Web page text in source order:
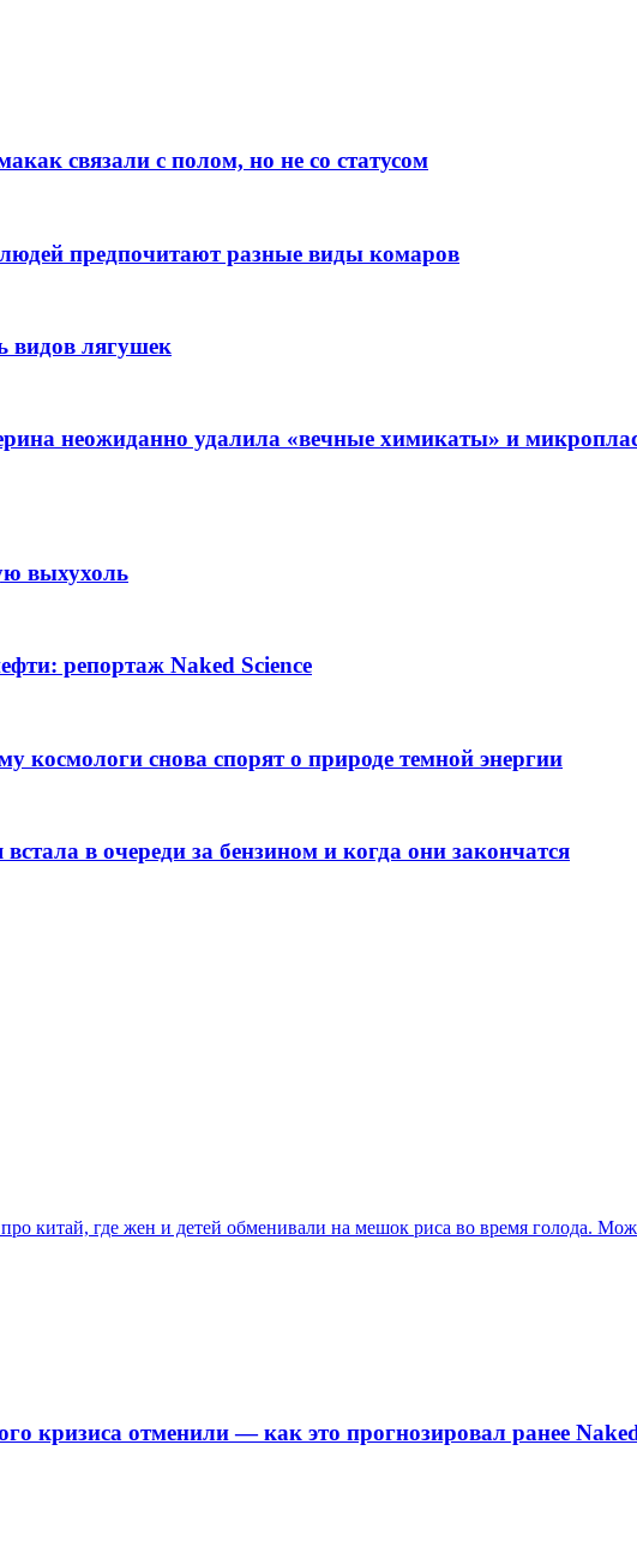
связали с полом, но не со статусом
предпочитают разные виды комаров
видов лягушек
неожиданно удалила «вечные химикаты» и
выхухоль
репортаж Naked Science
космологи снова спорят о природе темной энергии
в очереди за бензином и когда они закончатся
китай, где жен и детей обменивали на мешок риса во время голода.
кризиса отменили — как это прогнозировал ранее